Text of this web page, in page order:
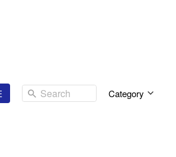
Search Category